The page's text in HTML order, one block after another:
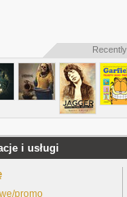
i usługi
promo